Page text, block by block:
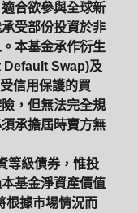
合欲參與全球新
受部份投資於非
本基金承作衍生
Default Swap)及
信用保護的買
，但無法完全規
承擔屆時賣方無
等級債券，惟投
基金淨資產價值
根據市場情況而